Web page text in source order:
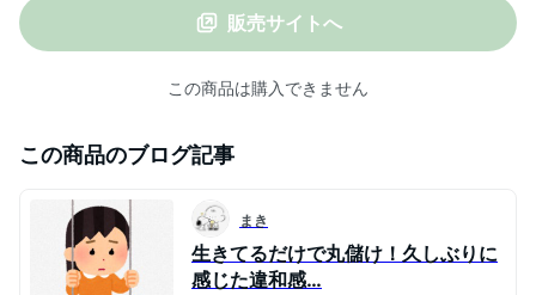
オドラタ
販売サイトへ
この商品は購入できません
この商品のブログ記事
まき
生きてるだけで丸儲け！久しぶりに
感じた違和感…